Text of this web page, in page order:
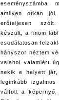
eseményszámba
amilyen orkán
erőteljesen
készült, a finom
csodálatosan
hányszor néztem
valahol valamiért
nekik e helyett
leginkább
váltott a képernyő,